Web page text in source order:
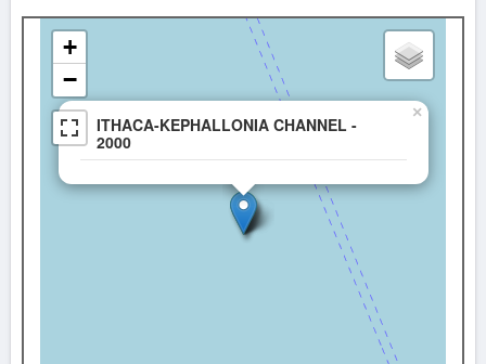
ITHACA-KEPHALLONIA CHANNEL -
2000
×
+
−